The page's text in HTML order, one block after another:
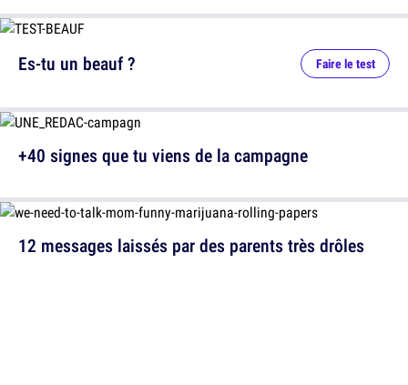
12 messages laissés par des parents très drôles
Es-tu un beauf ? Faire le test
+40 signes que tu viens de la campagne